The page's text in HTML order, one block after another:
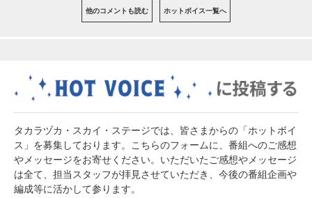
他のコメントも読む ホットボイス一覧へ
タカラヅカ・スカイ・ステージでは、皆さまからの「ホットボイ
ス」を募集しております。こちらのフォームに、番組へのご感想
やメッセージをお寄せください。いただいたご感想やメッセージ
は全て、担当スタッフが拝見させていただき、今後の番組企画や
編成等に活かして参ります。